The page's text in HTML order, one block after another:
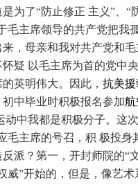
为了“防止修正 主义”、“
毛主席领导的共产党把我
，母亲和我对共产党和
疑 以毛主席为首的党中
英明伟大。因此， 抗美援
中毕业时积极报名参加航
动中我都是积极分子。这
毛主席的号召，积 极投身
派？第一，开封师院的“
威”开始的，但是，像艺术